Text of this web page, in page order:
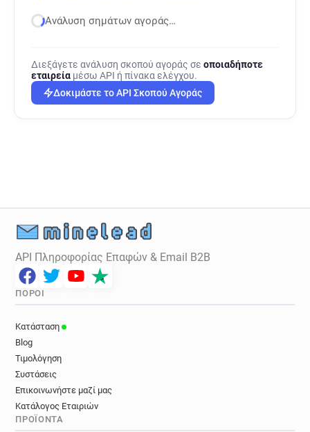
Ανάλυση σημάτων αγοράς…
Διεξάγετε ανάλυση σκοπού αγοράς σε οποιαδήποτε
εταιρεία μέσω API ή πίνακα ελέγχου.
Δοκιμάστε το API Σκοπού Αγοράς
API Πληροφορίας Επαφών & Email B2B
ΠΌΡΟΙ
Κατάσταση
Blog
Τιμολόγηση
Συστάσεις
Επικοινωνήστε μαζί μας
Κατάλογος Εταιριών
ΠΡΟΪΌΝΤΑ